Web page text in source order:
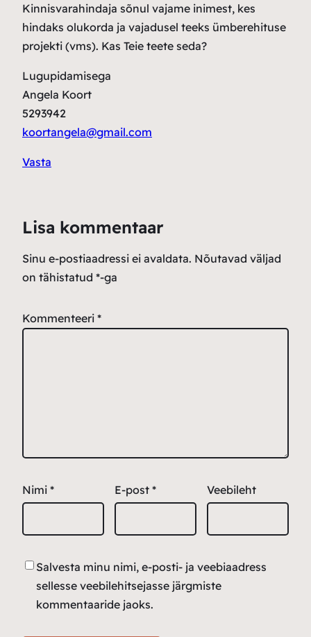
Kinnisvarahindaja sõnul vajame inimest, kes
hindaks olukorda ja vajadusel teeks ümberehituse
projekti (vms). Kas Teie teete seda?
Lugupidamisega
Angela Koort
5293942
koortangela@gmail.com
Vasta
Lisa kommentaar
Sinu e-postiaadressi ei avaldata. Nõutavad väljad
on tähistatud *-ga
Kommenteeri *
Nimi * E-post * Veebileht
Salvesta minu nimi, e-posti- ja veebiaadress
sellesse veebilehitsejasse järgmiste
kommentaaride jaoks.